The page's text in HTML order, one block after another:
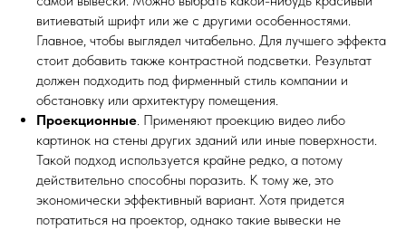
витиеватый шрифт или же с другими особенностями.
Главное, чтобы выглядел читабельно. Для лучшего эффекта
стоит добавить также контрастной подсветки. Результат
должен подходить под фирменный стиль компании и
обстановку или архитектуру помещения.
Проекционные. Применяют проекцию видео либо
картинок на стены других зданий или иные поверхности.
Такой подход используется крайне редко, а потому
действительно способны поразить. К тому же, это
экономически эффективный вариант. Хотя придется
потратиться на проектор, однако такие вывески не